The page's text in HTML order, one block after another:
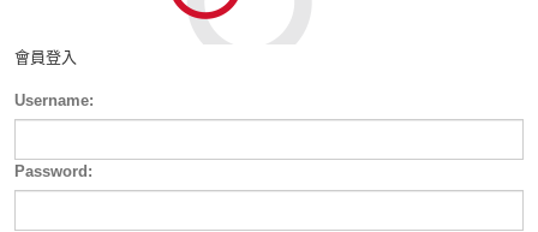
會員登入
Username:
Password: